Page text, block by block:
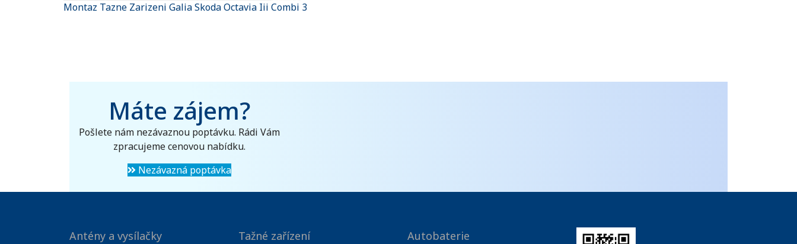
Montaz Tazne Zarizeni Galia Skoda Octavia Iii Combi 3
Máte zájem?
Pošlete nám nezávaznou poptávku. Rádi Vám
zpracujeme cenovou nabídku.
Nezávazná poptávka
Antény a vysílačky Tažné zařízení Autobaterie